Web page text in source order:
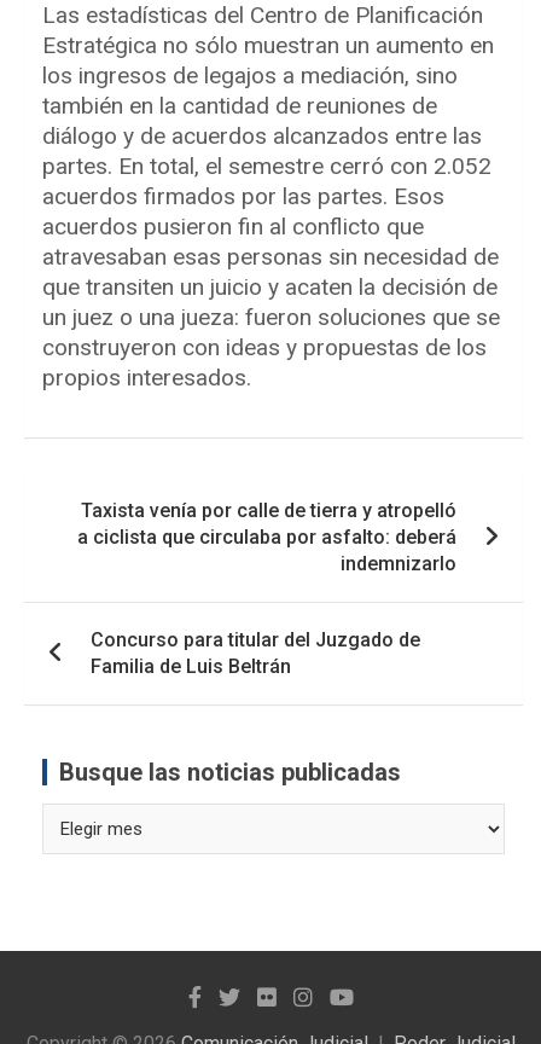
Las estadísticas del Centro de Planificación
Estratégica no sólo muestran un aumento en
los ingresos de legajos a mediación, sino
también en la cantidad de reuniones de
diálogo y de acuerdos alcanzados entre las
partes. En total, el semestre cerró con 2.052
acuerdos firmados por las partes. Esos
acuerdos pusieron fin al conflicto que
atravesaban esas personas sin necesidad de
que transiten un juicio y acaten la decisión de
un juez o una jueza: fueron soluciones que se
construyeron con ideas y propuestas de los
propios interesados.
entradas
Taxista venía por calle de tierra y atropelló
a ciclista que circulaba por asfalto: deberá
indemnizarlo
Concurso para titular del Juzgado de
Familia de Luis Beltrán
Busque las noticias publicadas
las